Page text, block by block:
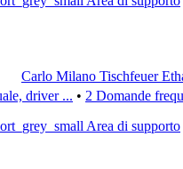
Carlo Milano Tischfeuer
driver ... • 2 Domande
Area di supporto